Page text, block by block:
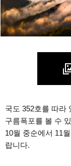
국도 352호를 따라
구름폭포를 볼 수
10월 중순에서 11
랍니다.